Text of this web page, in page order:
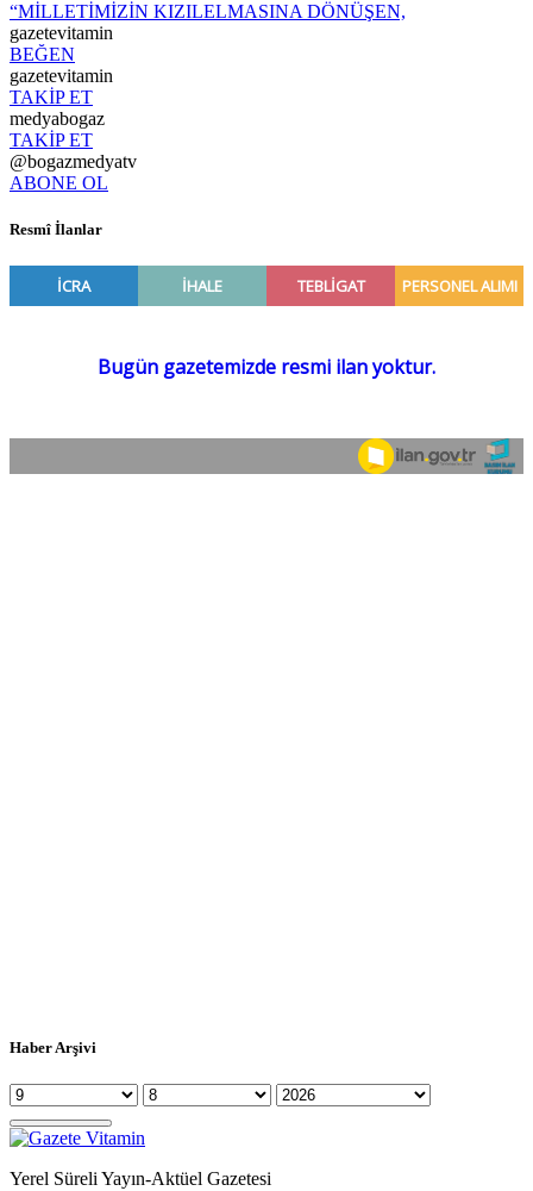
“MİLLETİMİZİN KIZILELMASINA DÖNÜŞEN,
gazetevitamin
BEĞEN
gazetevitamin
TAKİP ET
medyabogaz
TAKİP ET
@bogazmedyatv
ABONE OL
Resmî İlanlar
Haber Arşivi
Yerel Süreli Yayın-Aktüel Gazetesi